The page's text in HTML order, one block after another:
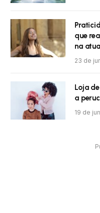
que
na
23 de
Loja
a
19 de